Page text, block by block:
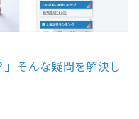
」そんな疑問を解決し